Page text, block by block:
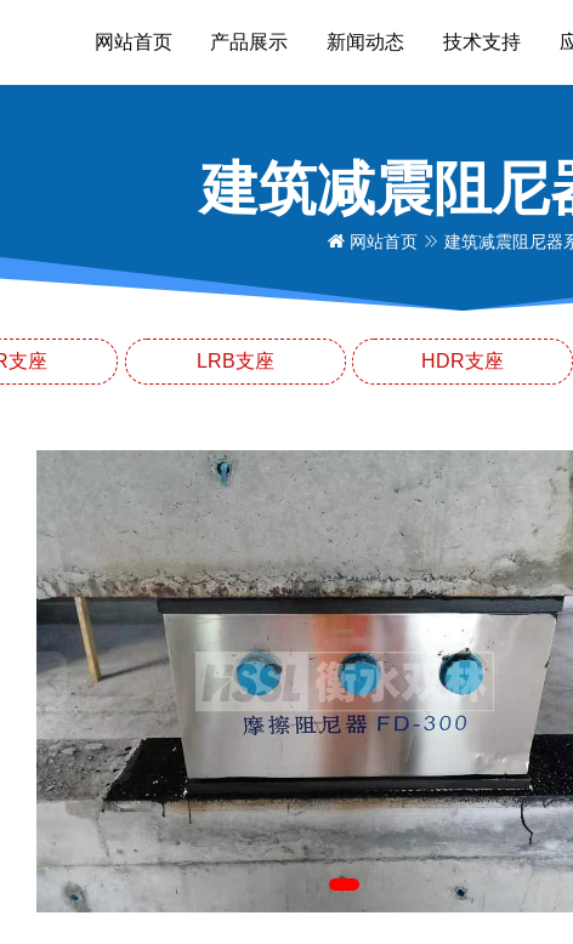
网站首页 产品展示 新闻动态 技术支持
建筑减震阻尼
网站首页 建筑减震阻尼器
支座 LRB支座 HDR支座